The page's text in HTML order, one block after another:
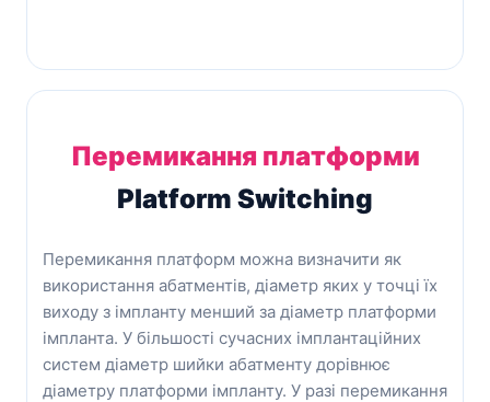
Перемикання платформи
Platform Switching
Перемикання платформ можна визначити як
використання абатментів, діаметр яких у точці їх
виходу з імпланту менший за діаметр платформи
імпланта. У більшості сучасних імплантаційних
систем діаметр шийки абатменту дорівнює
діаметру платформи імпланту. У разі перемикання